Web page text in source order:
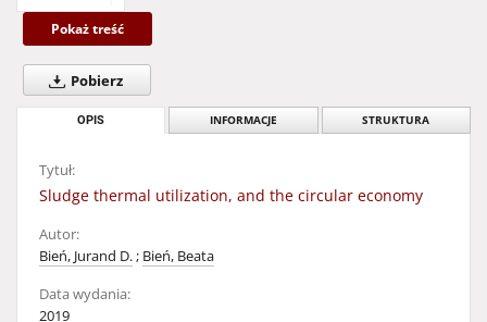
Pokaż treść
Pobierz
OPIS INFORMACJE STRUKTURA
Tytuł:
Sludge thermal utilization, and the circular economy
Autor:
Bień, Jurand D.; Bień, Beata
Data wydania:
2019